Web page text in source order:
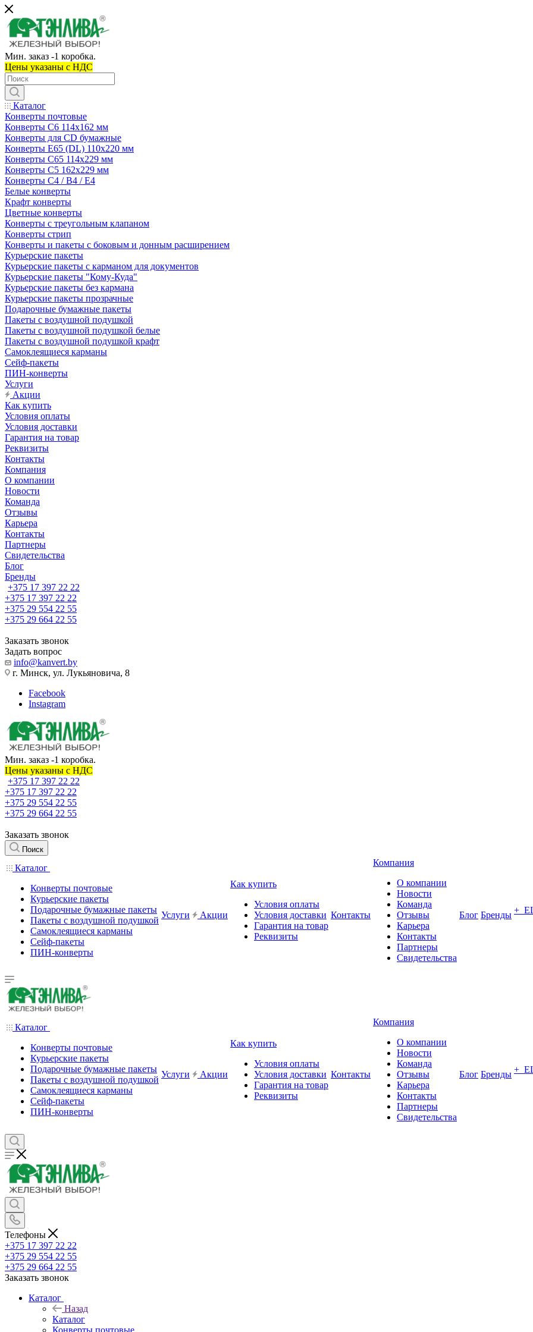
Мин. заказ -1 коробка.
Цены указаны c НДС
Каталог
Конверты почтовые
Конверты С6 114х162 мм
Конверты для CD бумажные
Конверты E65 (DL) 110х220 мм
Конверты С65 114х229 мм
Конверты С5 162х229 мм
Конверты С4 / B4 / E4
Белые конверты
Крафт конверты
Цветные конверты
Конверты с треугольным клапаном
Конверты стрип
Конверты и пакеты с боковым и донным расширением
Курьерские пакеты
Курьерские пакеты с карманом для документов
Курьерские пакеты "Кому-Куда"
Курьерские пакеты без кармана
Курьерские пакеты прозрачные
Подарочные бумажные пакеты
Пакеты с воздушной подушкой
Пакеты с воздушной подушкой белые
Пакеты с воздушной подушкой крафт
Самоклеящиеся карманы
Сейф-пакеты
ПИН-конверты
Услуги
Акции
Как купить
Условия оплаты
Условия доставки
Гарантия на товар
Реквизиты
Контакты
Компания
О компании
Новости
Команда
Отзывы
Карьера
Контакты
Партнеры
Свидетельства
Блог
Бренды
+375 17 397 22 22
+375 17 397 22 22
+375 29 554 22 55
+375 29 664 22 55
Заказать звонок
Задать вопрос
info@kanvert.by
г. Минск, ул. Лукьяновича, 8
Facebook
Instagram
Мин. заказ -1 коробка.
Цены указаны c НДС
+375 17 397 22 22
+375 17 397 22 22
+375 29 554 22 55
+375 29 664 22 55
Заказать звонок
Поиск
Каталог
Конверты почтовые
Курьерские пакеты
Подарочные бумажные пакеты
Пакеты с воздушной подушкой
Самоклеящиеся карманы
Сейф-пакеты
ПИН-конверты
Услуги Акции
Как купить
Условия оплаты
Условия доставки
Гарантия на товар
Реквизиты
Контакты
Компания
О компании
Новости
Команда
Отзывы
Карьера
Контакты
Партнеры
Свидетельства
Блог Бренды +
Каталог
Конверты почтовые
Курьерские пакеты
Подарочные бумажные пакеты
Пакеты с воздушной подушкой
Самоклеящиеся карманы
Сейф-пакеты
ПИН-конверты
Услуги Акции
Как купить
Условия оплаты
Условия доставки
Гарантия на товар
Реквизиты
Контакты
Компания
О компании
Новости
Команда
Отзывы
Карьера
Контакты
Партнеры
Свидетельства
Блог Бренды +
Телефоны
+375 17 397 22 22
+375 29 554 22 55
+375 29 664 22 55
Заказать звонок
Каталог
Назад
Каталог
Конверты почтовые